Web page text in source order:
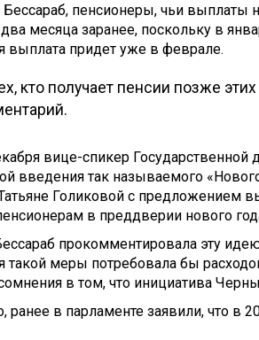
пенсионеры, чьи выплаты
месяца заранее, поскольку в
выплата придет уже в феврале.
кто получает пенсии позже
вице-спикер
введения так называемого
Голиковой с предложением
в преддверии нового
прокомментировала эту
такой меры потребовала бы
в том, что инициатива
ранее в парламенте заявили, что в